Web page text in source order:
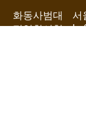
화동사범대
편입학시험
서
L: